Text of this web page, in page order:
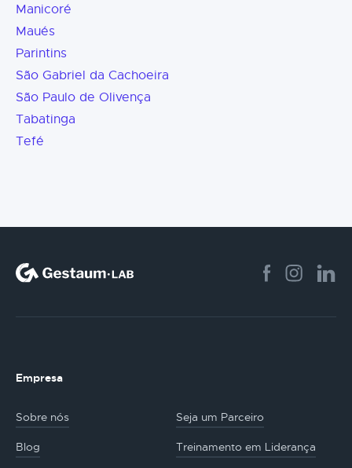
Manicoré
Maués
Parintins
São Gabriel da Cachoeira
São Paulo de Olivença
Tabatinga
Tefé
Empresa
Sobre nós Seja um Parceiro
Blog Treinamento em Liderança